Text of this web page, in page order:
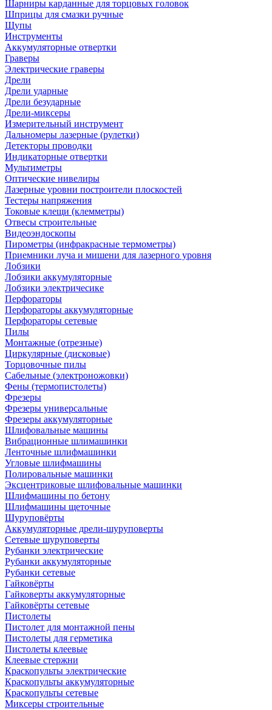
Шарниры карданные для торцовых головок
Шприцы для смазки ручные
Щупы
Инструменты
Аккумуляторные отвертки
Граверы
Электрические граверы
Дрели
Дрели ударные
Дрели безударные
Дрели-миксеры
Измерительный инструмент
Дальномеры лазерные (рулетки)
Детекторы проводки
Индикаторные отвертки
Мультиметры
Оптические нивелиры
Лазерные уровни построители плоскостей
Тестеры напряжения
Токовые клещи (клемметры)
Отвесы строительные
Видеоэндоскопы
Пирометры (инфракрасные термометры)
Приемники луча и мишени для лазерного уровня
Лобзики
Лобзики аккумуляторные
Лобзики электричесике
Перфораторы
Перфораторы аккумуляторные
Перфораторы сетевые
Пилы
Монтажные (отрезные)
Циркулярные (дисковые)
Торцовочные пилы
Сабельные (электроножовки)
Фены (термопистолеты)
Фрезеры
Фрезеры универсальные
Фрезеры аккумуляторные
Шлифовальные машины
Вибрационные шлимашинки
Ленточные шлифмашинки
Угловые шлифмашины
Полировальные машинки
Эксцентриковые шлифовальные машинки
Шлифмашины по бетону
Шлифмашины щеточные
Шуруповёрты
Аккумуляторные дрели-шуруповерты
Сетевые шуруповерты
Рубанки электрические
Рубанки аккумуляторные
Рубанки сетевые
Гайковёрты
Гайковерты аккумуляторные
Гайковёрты сетевые
Пистолеты
Пистолет для монтажной пены
Пистолеты для герметика
Пистолеты клеевые
Клеевые стержни
Краскопульты электрические
Краскопульты аккумуляторные
Краскопульты сетевые
Миксеры строительные